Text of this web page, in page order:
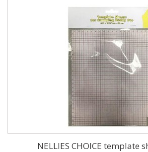
NELLIES CHOICE template